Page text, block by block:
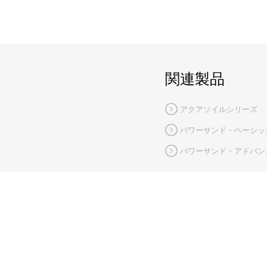
関連製品
アクアソイルシリーズ
パワーサンド・ベーシ
パワーサンド・アドバ